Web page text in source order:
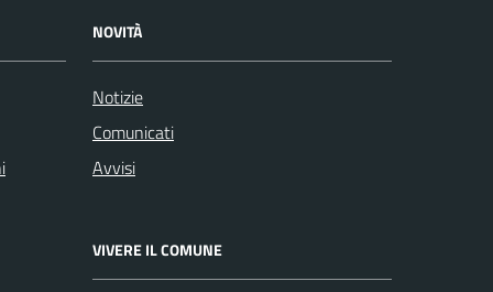
NOVITÀ
Notizie
Comunicati
Avvisi
VIVERE IL COMUNE